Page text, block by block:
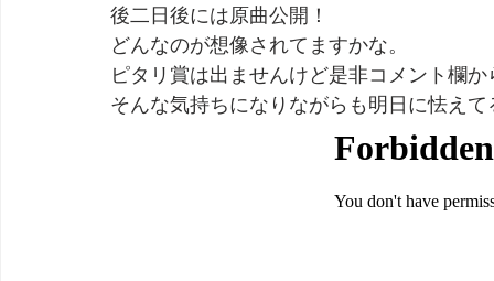
後二日後には原曲公開！
どんなのが想像されてますかな。
ピタリ賞は出ませんけど是非コメント欄
そんな気持ちになりながらも明日に怯えて